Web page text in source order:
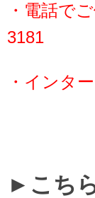
・電話で
3181
・インタ
►こち